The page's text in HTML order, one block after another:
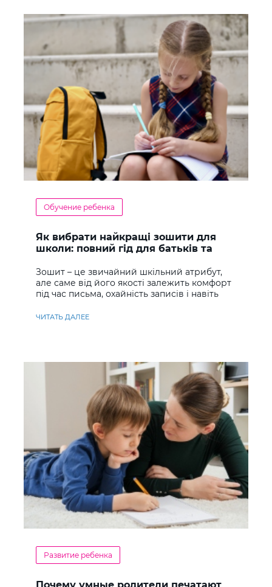
Обучение ребенка
Як вибрати найкращі зошити для
школи: повний гід для батьків та
Зошит – це звичайний шкільний атрибут,
але саме від його якості залежить комфорт
під час письма, охайність записів і навіть
ЧИТАТЬ ДАЛЕЕ
Развитие ребенка